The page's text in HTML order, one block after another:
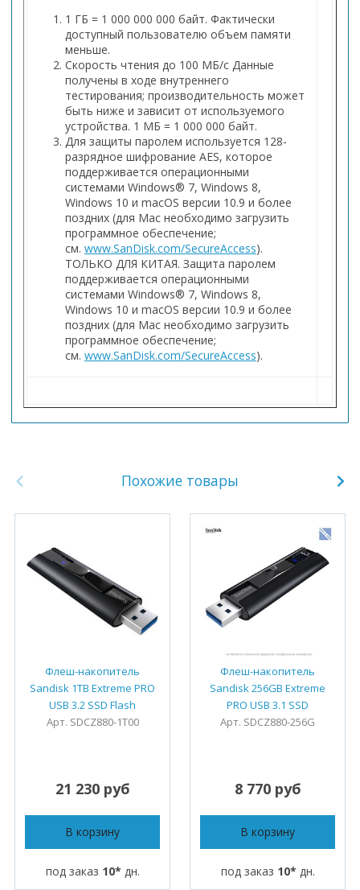
1 ГБ = 1 000 000 000 байт. Фактически
доступный пользователю объем памяти
меньше.
Скорость чтения до 100 МБ/с Данные
получены в ходе внутреннего
тестирования; производительность может
быть ниже и зависит от используемого
устройства. 1 МБ = 1 000 000 байт.
Для защиты паролем используется 128-
разрядное шифрование AES, которое
поддерживается операционными
системами Windows® 7, Windows 8,
Windows 10 и macOS версии 10.9 и более
поздних (для Mac необходимо загрузить
программное обеспечение;
см. www.SanDisk.com/SecureAccess).
ТОЛЬКО ДЛЯ КИТАЯ. Защита паролем
поддерживается операционными
системами Windows® 7, Windows 8,
Windows 10 и macOS версии 10.9 и более
поздних (для Mac необходимо загрузить
программное обеспечение;
см. www.SanDisk.com/SecureAccess).
Похожие товары
Флеш-накопитель
Sandisk 1TB Extreme PRO
USB 3.2 SSD Flash
Арт. SDCZ880-1T00
21 230 руб
В корзину
под заказ 10* дн.
Флеш-накопитель
Sandisk 256GB Extreme
PRO USB 3.1 SSD
Арт. SDCZ880-256G
8 770 руб
В корзину
под заказ 10* дн.